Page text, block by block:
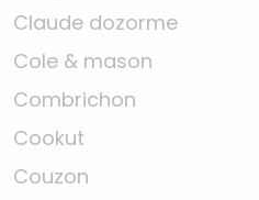
Claude dozorme
Cole & mason
Combrichon
Cookut
Couzon